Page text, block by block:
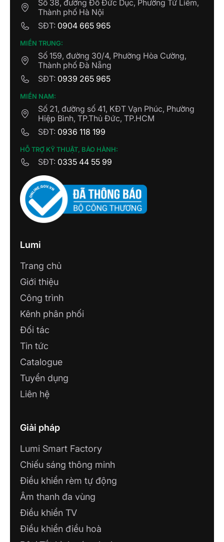
Số 38, đường Đỗ Đức Dục, Phường Từ Liêm,
Thành phố Hà Nội
SĐT: 0904 665 965
MIỀN TRUNG:
Số 159, đường 30/4, Phường Hòa Cường,
Thành phố Đà Nẵng
SĐT: 0939 265 965
MIỀN NAM:
Số 21, đường số 41, KĐT Vạn Phúc, Phường
Hiệp Bình, TP.Thủ Đức, TP.HCM
SĐT: 0936 118 199
HỖ TRỢ KỸ THUẬT, BẢO HÀNH:
SĐT: 0335 44 55 99
Lumi
Trang chủ
Giới thiệu
Công trình
Kênh phân phối
Đối tác
Tin tức
Catalogue
Tuyển dụng
Liên hệ
Giải pháp
Lumi Smart Factory
Chiếu sáng thông minh
Điều khiển rèm tự động
Âm thanh đa vùng
Điều khiển TV
Điều khiển điều hoà